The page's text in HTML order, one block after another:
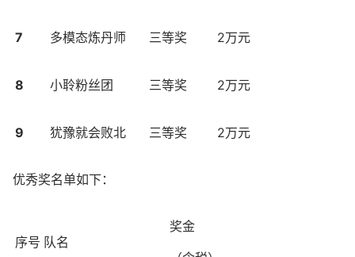
7 多模态炼丹师 三等奖 2万元
8 小聆粉丝团 三等奖 2万元
9 犹豫就会败北 三等奖 2万元
优秀奖名单如下：
序号 队名
奖金